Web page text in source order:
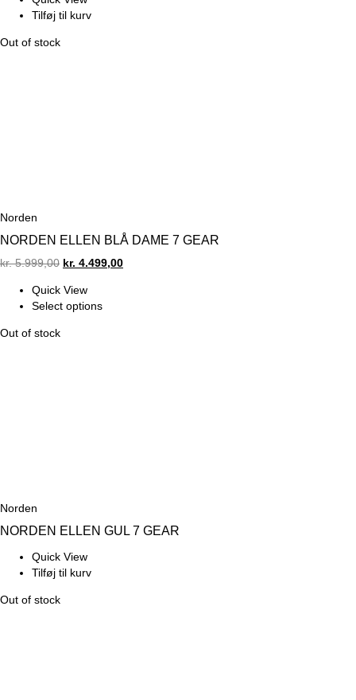
was:
kr. 5.999,00.
Tilføj til kurv
Out of stock
Norden
NORDEN ELLEN BLÅ DAME 7 GEAR
kr.5.999,00 Original
was:
kr. 5.999,00.
kr. 4.499,00Current
Quick View
Select options
Out of stock
Norden
NORDEN ELLEN GUL 7 GEAR
Quick View
Tilføj til kurvDette
Out of stock